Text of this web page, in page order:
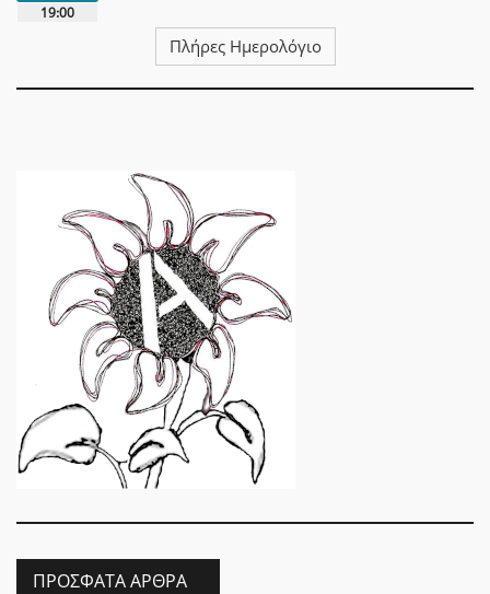
19:00
Πλήρες Ημερολόγιο
ΠΡΌΣΦΑΤΑ ΆΡΘΡΑ